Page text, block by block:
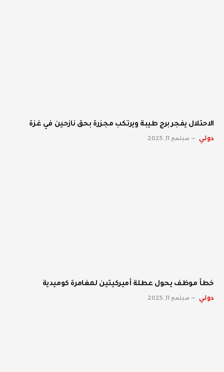
الاحتلال يفجر برج طيبة ويرتكب مجزرة بحق نازحين في غزة
دولي سبتمبر 11, 2025
خطأ موظف يحول عطلة أميركيتين لمغامرة كوميدية
دولي سبتمبر 11, 2025